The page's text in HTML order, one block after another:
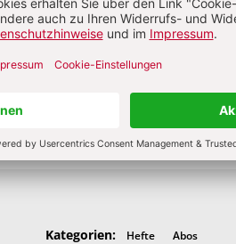
Abo bestellen
Kategorien: Hefte Abos